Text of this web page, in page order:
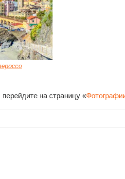
перейдите на страницу «